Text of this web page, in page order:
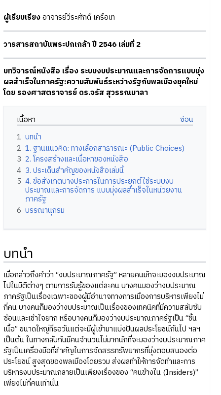
ผู้เรียบเรียงอาจารย์วีระศักดิ์ เครือเท
วารสารสถาบันพระปกเกล้า ปี 2546 เล่มที่ 2
บทวิจารณ์หนังสือ เรื่อง ระบบงบประมาณและการจัดการแบบมุ่ง
ผลสำเร็จในภาครัฐ:ความสัมพันธ์ระหว่างรัฐกับพลเมืองยุคใหม่
โดย รองศาสตราจารย์ ดร.จรัส สุวรรณมาลา
เนื้อหา
1 บทนำ
2 1. ฐานแนวคิด: ทางเลือกสาธารณะ (Public Choices)
3 2. โครงสร้างและเนื้อหาของหนังสือ
4 3. ประเด็นสำคัญของหนังสือเล่มนี้
5 4. ข้อสังเกตบางประการในการประยุกต์ใช้ระบบงบ
ประมาณและการจัดการ แบบมุ่งผลสำเร็จในหน่วยงาน
ภาครัฐ
6 บรรณานุกรม
บทนำ
เมื่อกล่าวถึงคำว่า “งบประมาณภาครัฐ” หลายคนมักจะมองงบประมาณ
ไปในมิติต่างๆ ตามการรับรู้ของแต่ละคน บางคนมองว่างบประมาณ
ภาครัฐเป็นเรื่องเฉพาะของผู้มีอำนาจทางการเมืองการบริหารเพียงไม่
กี่คน บางคนก็มองว่างบประมาณเป็นเรื่องของเทคนิคที่มีความสลับซับ
ซ้อนและเข้าใจยาก หรือบางคนก็มองว่างบประมาณภาครัฐเป็น “ชิ้น
เนื้อ” ขนาดใหญ่ที่รอวันแต่จะมีผู้เข้ามาแบ่งปันผลประโยชน์กันไป ฯลฯ
เป็นต้น ในทางกลับกันมีคนจำนวนไม่มากนักที่จะมองว่างบประมาณภาค
รัฐเป็นเครื่องมือที่สำคัญในการจัดสรรทรัพยากรที่มุ่งตอบสนองต่อ
ประโยชน์ สูงสุดของพลเมืองโดยรวม ส่งผลทำให้การจัดทำและการ
บริหารงบประมาณกลายเป็นเพียงเรื่องของ “คนข้างใน (Insiders)”
เพียงไม่กี่คนเท่านั้น